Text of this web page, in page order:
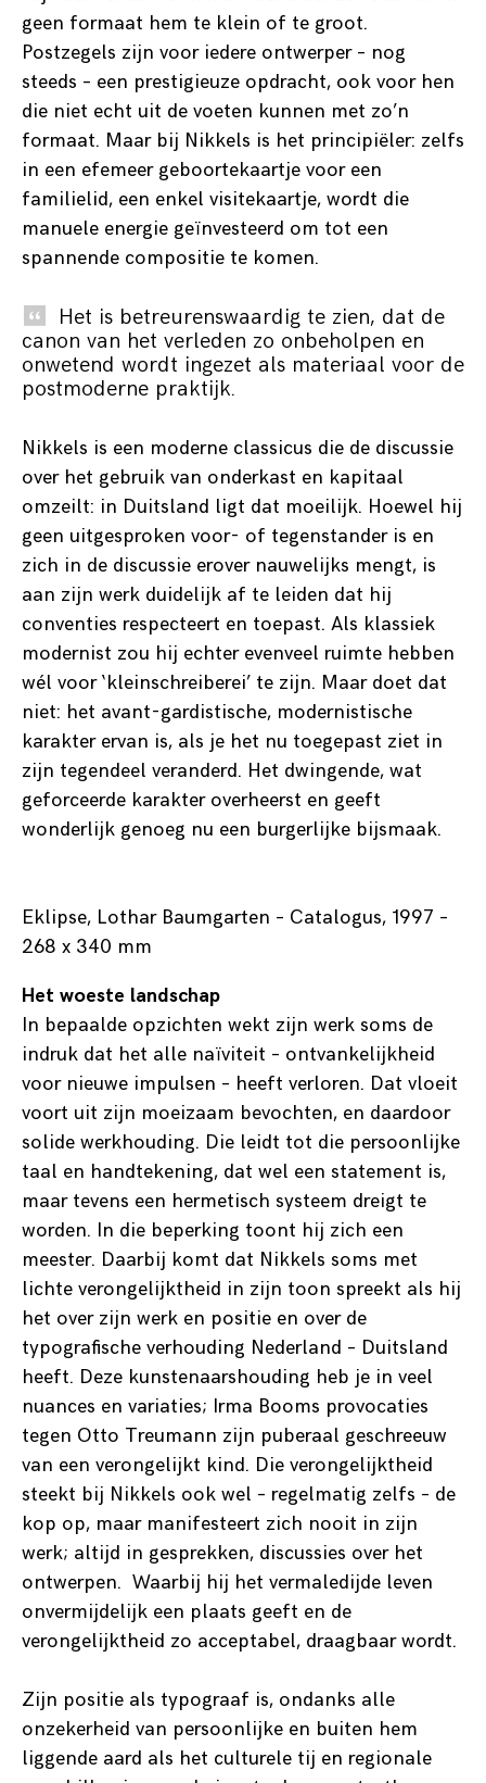
geen formaat hem te klein of te groot.
Postzegels zijn voor iedere ontwerper – nog
steeds – een prestigieuze opdracht, ook voor hen
die niet echt uit de voeten kunnen met zo’n
formaat. Maar bij Nikkels is het principiëler: zelfs
in een efemeer geboortekaartje voor een
familielid, een enkel visitekaartje, wordt die
manuele energie geïnvesteerd om tot een
spannende compositie te komen.
Het is betreurenswaardig te zien, dat de
canon van het verleden zo onbeholpen en
onwetend wordt ingezet als materiaal voor de
postmoderne praktijk.
Nikkels is een moderne classicus die de discussie
over het gebruik van onderkast en kapitaal
omzeilt: in Duitsland ligt dat moeilijk. Hoewel hij
geen uitgesproken voor- of tegenstander is en
zich in de discussie erover nauwelijks mengt, is
aan zijn werk duidelijk af te leiden dat hij
conventies respecteert en toepast. Als klassiek
modernist zou hij echter evenveel ruimte hebben
wél voor ‘kleinschreiberei’ te zijn. Maar doet dat
niet: het avant-gardistische, modernistische
karakter ervan is, als je het nu toegepast ziet in
zijn tegendeel veranderd. Het dwingende, wat
geforceerde karakter overheerst en geeft
wonderlijk genoeg nu een burgerlijke bijsmaak.
Eklipse, Lothar Baumgarten – Catalogus, 1997 –
268 x 340 mm
Het woeste landschap
In bepaalde opzichten wekt zijn werk soms de
indruk dat het alle naïviteit – ontvankelijkheid
voor nieuwe impulsen – heeft verloren. Dat vloeit
voort uit zijn moeizaam bevochten, en daardoor
solide werkhouding. Die leidt tot die persoonlijke
taal en handtekening, dat wel een statement is,
maar tevens een hermetisch systeem dreigt te
worden. In die beperking toont hij zich een
meester. Daarbij komt dat Nikkels soms met
lichte verongelijktheid in zijn toon spreekt als hij
het over zijn werk en positie en over de
typografische verhouding Nederland – Duitsland
heeft. Deze kunstenaarshouding heb je in veel
nuances en variaties; Irma Booms provocaties
tegen Otto Treumann zijn puberaal geschreeuw
van een verongelijkt kind. Die verongelijktheid
steekt bij Nikkels ook wel – regelmatig zelfs – de
kop op, maar manifesteert zich nooit in zijn
werk; altijd in gesprekken, discussies over het
ontwerpen. Waarbij hij het vermaledijde leven
onvermijdelijk een plaats geeft en de
verongelijktheid zo acceptabel, draagbaar wordt.
Zijn positie als typograaf is, ondanks alle
onzekerheid van persoonlijke en buiten hem
liggende aard als het culturele tij en regionale